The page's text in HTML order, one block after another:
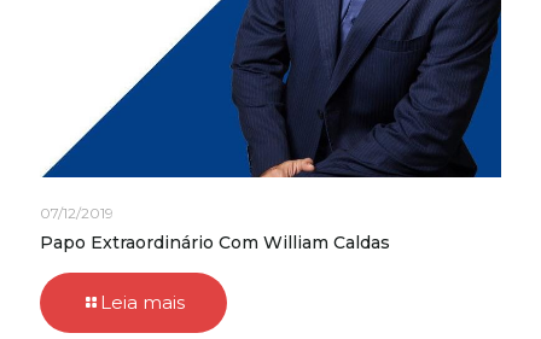
07/12/2019
Papo Extraordinário Com William Caldas
Leia mais